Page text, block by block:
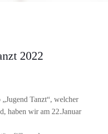
2022
Tanzt“, welcher
haben wir am 22.Januar